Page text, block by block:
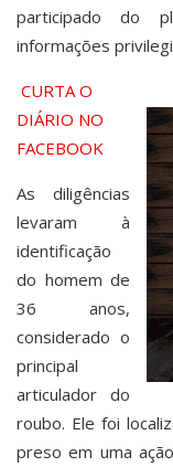
participado do
informações
CURTA O
DIÁRIO NO
FACEBOOK
As diligências
levaram à
identificação
do homem de
36 anos,
considerado o
principal
articulador do
roubo. Ele foi
preso em uma